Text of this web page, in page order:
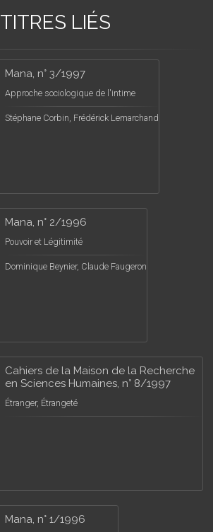
TITRES LIÉS
Mana, n° 3/1997
Approche sociologique de l'intime
Stéphane Corbin, Frédérick Lemarchand
Mana, n° 2/1996
Pouvoir et Légitimité
Dominique Beynier, Claude Faugeron
Cahiers de la Maison de la Recherche
en Sciences Humaines, n° 8/1997
Étranger, Étrangeté
Mana, n° 1/1996